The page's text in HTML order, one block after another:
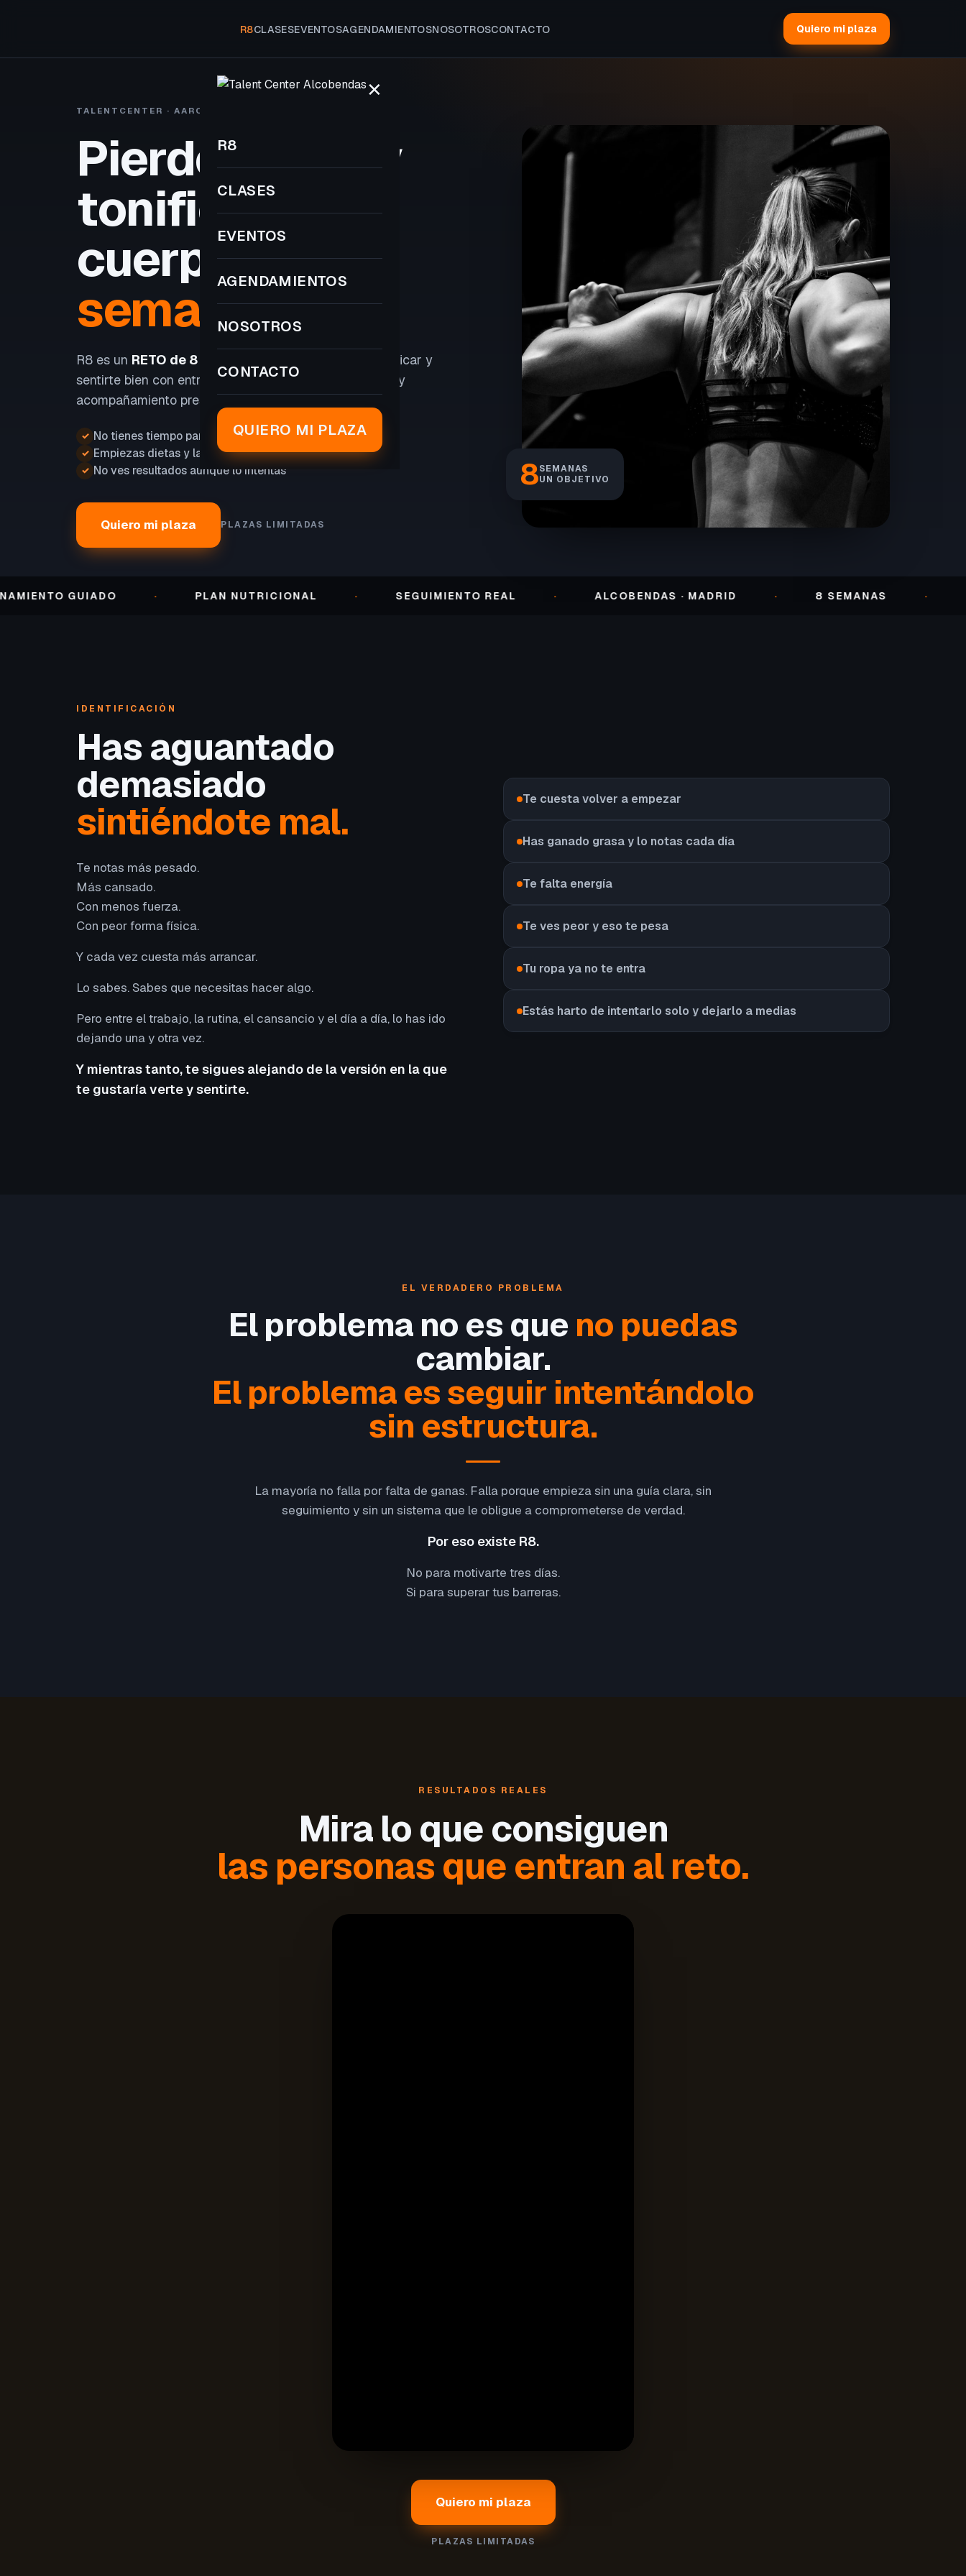
R8CLASESEVENTOSAGENDAMIENTOSNOSOTROSCONTACTO Quiero mi plaza
✕
R8
CLASES
EVENTOS
AGENDAMIENTOS
NOSOTROS
CONTACTO
QUIERO MI PLAZA
TALENTCENTER · AARON VIVANCOS
Pierde grasa y
tonifica tu
cuerpoen 8
semanas.
R8 es un RETO de 8 SEMANAS
para perder peso, tonificar y
sentirte bien con entrenamiento, nutrición, seguimiento y
acompañamiento presencial.
✓ No tienes tiempo para entrenar
✓ Empiezas dietas y las abandonas
✓ No ves resultados aunque lo intentas
Quiero mi plaza PLAZAS LIMITADAS
8SEMANAS
UN OBJETIVO
GUIADO · PLAN NUTRICIONAL · SEGUIMIENTO REAL · ALCOBENDAS · MADRID · 8 SEMANAS ·
IDENTIFICACIÓN
Has aguantado
demasiado
sintiéndote mal.
Te notas más pesado.
Más cansado.
Con menos fuerza.
Con peor forma física.
Y cada vez cuesta más arrancar.
Lo sabes. Sabes que necesitas hacer algo.
Pero entre el trabajo, la rutina, el cansancio y el día a día, lo has ido
dejando una y otra vez.
Y mientras tanto, te sigues alejando de la versión en la que
te gustaría verte y sentirte.
Te cuesta volver a empezar
Has ganado grasa y lo notas cada día
Te falta energía
Te ves peor y eso te pesa
Tu ropa ya no te entra
Estás harto de intentarlo solo y dejarlo a medias
EL VERDADERO PROBLEMA
El problema no es que no puedas
cambiar.
El problema es seguir intentándolo
sin estructura.
La mayoría no falla por falta de ganas. Falla porque empieza sin una guía clara, sin
seguimiento y sin un sistema que le obligue a comprometerse de verdad.
Por eso existe R8.
No para motivarte tres días.
Si para superar tus barreras.
RESULTADOS REALES
Mira lo que consiguen
las personas que entran al reto.
Quiero mi plaza
PLAZAS LIMITADAS